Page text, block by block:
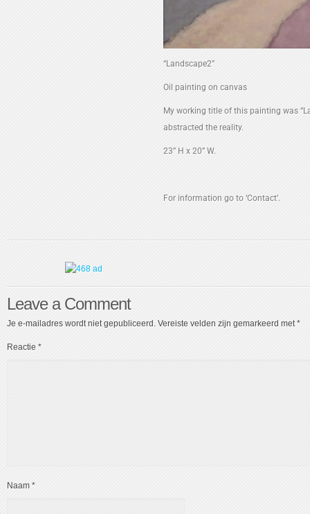
“Landscape2”
Oil painting on canvas
My working title of this painting was
abstracted the reality.
23” H x 20” W.
For information go to ‘Contact’.
Leave a Comment
Je e-mailadres wordt niet gepubliceerd. Vereiste velden zijn gemarkeerd met*
Reactie *
Naam *